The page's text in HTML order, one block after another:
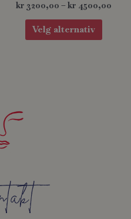
kr 3200,00 – kr 4500,00
Velg alternativ